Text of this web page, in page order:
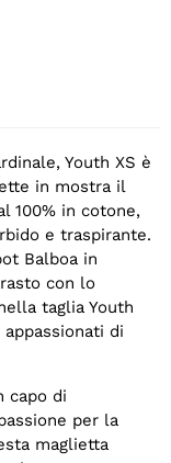
Youth XS è
in mostra il
100% in cotone,
e traspirante.
Balboa in
con lo
taglia Youth
di
capo di
per la
maglietta